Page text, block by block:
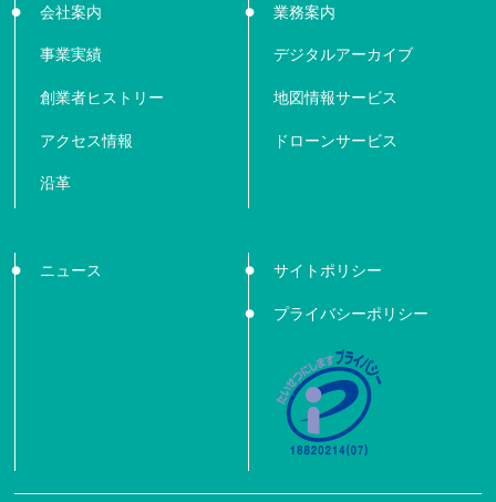
会社案内
事業実績
創業者ヒストリー
アクセス情報
沿革
業務案内
デジタルアーカイブ
地図情報サービス
ドローンサービス
ニュース サイトポリシー
プライバシーポリシー